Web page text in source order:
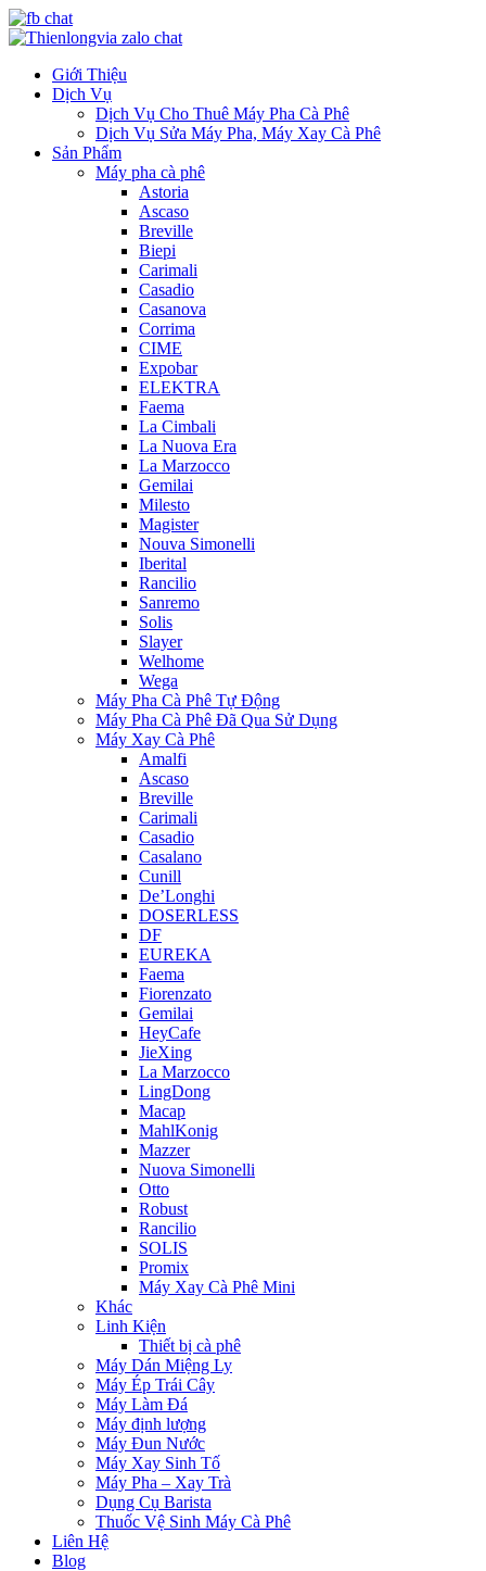
Giới Thiệu
Dịch Vụ
Dịch Vụ Cho Thuê Máy Pha Cà Phê
Dịch Vụ Sửa Máy Pha, Máy Xay Cà Phê
Sản Phẩm
Máy pha cà phê
Astoria
Ascaso
Breville
Biepi
Carimali
Casadio
Casanova
Corrima
CIME
Expobar
ELEKTRA
Faema
La Cimbali
La Nuova Era
La Marzocco
Gemilai
Milesto
Magister
Nouva Simonelli
Iberital
Rancilio
Sanremo
Solis
Slayer
Welhome
Wega
Máy Pha Cà Phê Tự Động
Máy Pha Cà Phê Đã Qua Sử Dụng
Máy Xay Cà Phê
Amalfi
Ascaso
Breville
Carimali
Casadio
Casalano
Cunill
De’Longhi
DOSERLESS
DF
EUREKA
Faema
Fiorenzato
Gemilai
HeyCafe
JieXing
La Marzocco
LingDong
Macap
MahlKonig
Mazzer
Nuova Simonelli
Otto
Robust
Rancilio
SOLIS
Promix
Máy Xay Cà Phê Mini
Khác
Linh Kiện
Thiết bị cà phê
Máy Dán Miệng Ly
Máy Ép Trái Cây
Máy Làm Đá
Máy định lượng
Máy Đun Nước
Máy Xay Sinh Tố
Máy Pha – Xay Trà
Dụng Cụ Barista
Thuốc Vệ Sinh Máy Cà Phê
Liên Hệ
Blog